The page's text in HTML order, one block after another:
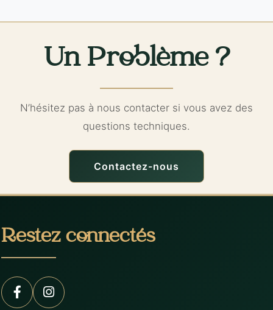
Un Problème ?
N’hésitez pas à nous contacter si vous avez des
questions techniques.
Contactez-nous
Restez connectés